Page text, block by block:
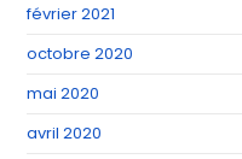
février 2021
octobre 2020
mai 2020
avril 2020